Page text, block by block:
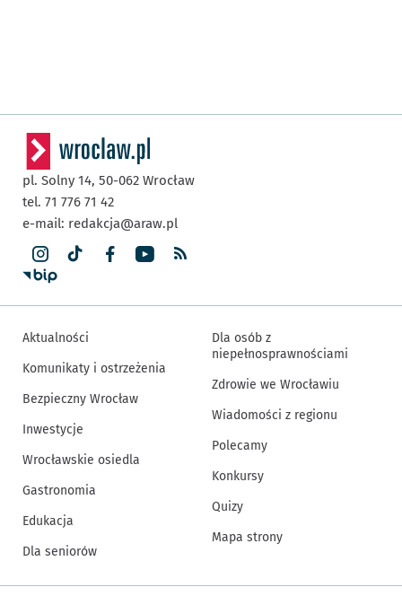
pl. Solny 14, 50-062 Wrocław
tel. 71 776 71 42
e-mail: redakcja@araw.pl
Aktualności
Komunikaty i ostrzeżenia
Bezpieczny Wrocław
Inwestycje
Wrocławskie osiedla
Gastronomia
Edukacja
Dla seniorów
Dla osób z
niepełnosprawnościami
Zdrowie we Wrocławiu
Wiadomości z regionu
Polecamy
Konkursy
Quizy
Mapa strony